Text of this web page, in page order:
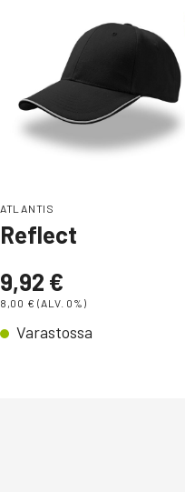
ATLANTIS
Reflect
9,92 €
8,00 € (ALV. 0%)
Varastossa